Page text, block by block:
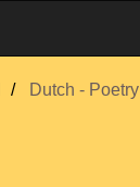
Dutch - Poetry